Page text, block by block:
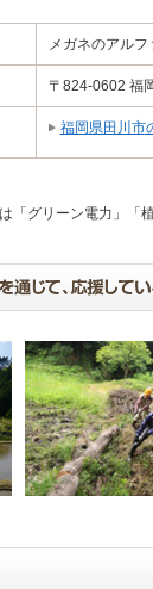
メガネのアルフ
〒824-0602 福
福岡県田川市
「グリーン電力」「